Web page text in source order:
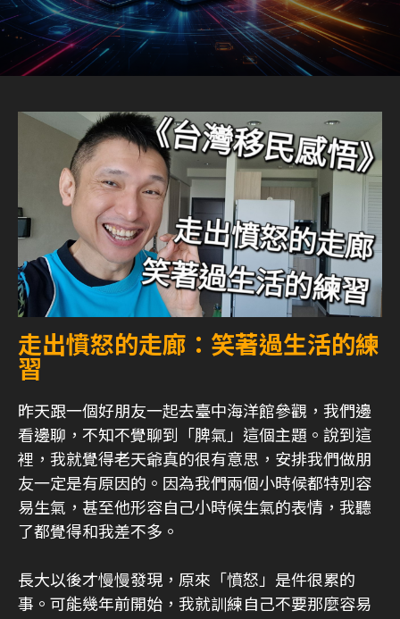
走出憤怒的走廊：笑著過生活的練
習
昨天跟一個好朋友一起去臺中海洋館參觀，我們邊
看邊聊，不知不覺聊到「脾氣」這個主題。說到這
裡，我就覺得老天爺真的很有意思，安排我們做朋
友一定是有原因的。因為我們兩個小時候都特別容
易生氣，甚至他形容自己小時候生氣的表情，我聽
了都覺得和我差不多。
長大以後才慢慢發現，原來「憤怒」是件很累的
事。可能幾年前開始，我就訓練自己不要那麼容易